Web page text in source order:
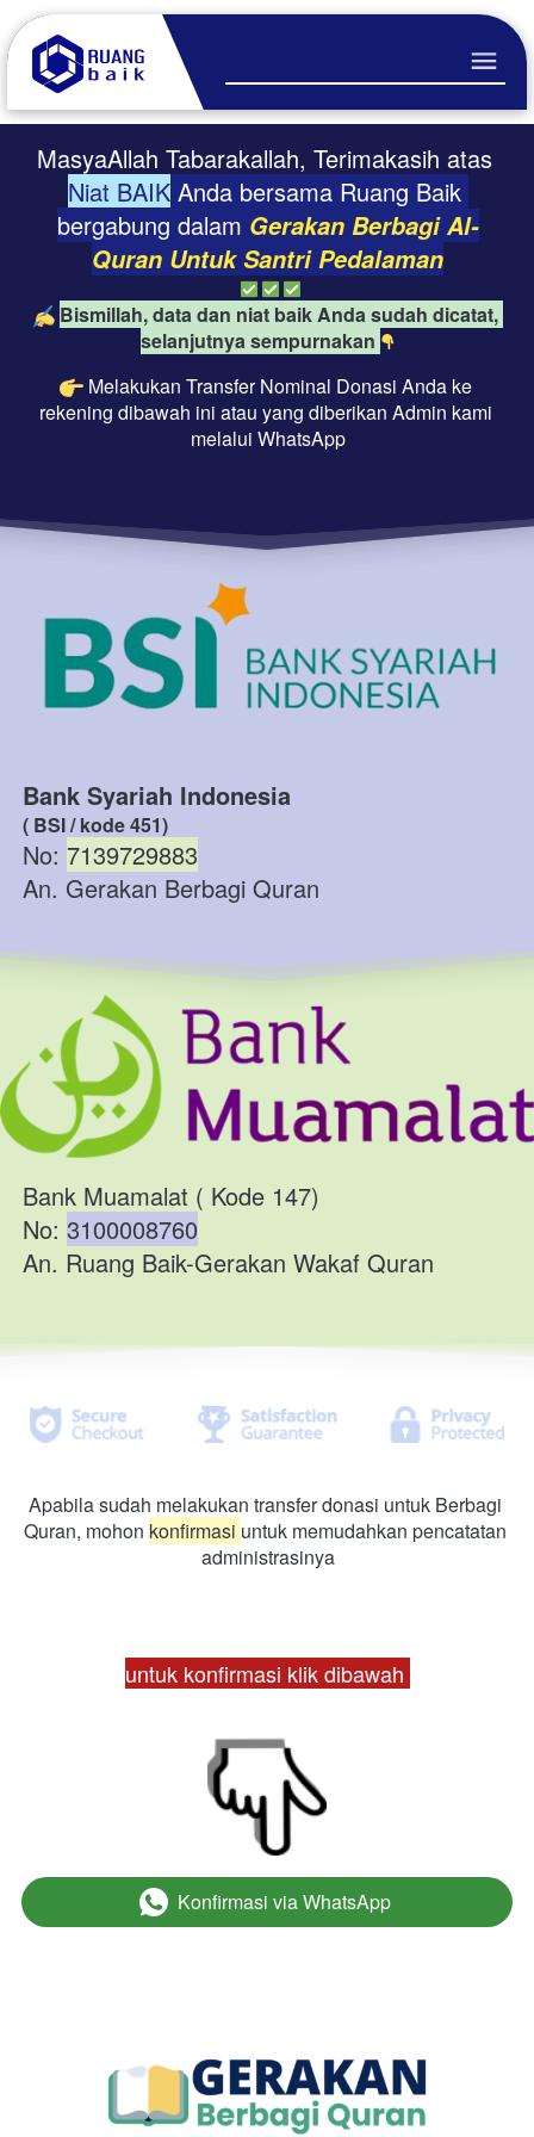
MasyaAllah Tabarakallah, Terimakasih atas
Niat BAIK Anda bersama Ruang Baik
bergabung dalam Gerakan Berbagi Al-
Quran Untuk Santri Pedalaman
Bismillah, data dan niat baik Anda sudah dicatat,
selanjutnya sempurnakan
Melakukan Transfer Nominal Donasi Anda ke
rekening dibawah ini atau yang diberikan Admin kami
melalui WhatsApp
Bank Syariah Indonesia
( BSI / kode 451)
No: 7139729883
An. Gerakan Berbagi Quran
Bank Muamalat ( Kode 147)
No: 3100008760
An. Ruang Baik-Gerakan Wakaf Quran
Apabila sudah melakukan transfer donasi untuk Berbagi
Quran, mohon konfirmasi untuk memudahkan pencatatan
administrasinya
untuk konfirmasi klik dibawah
` Konfirmasi via WhatsApp